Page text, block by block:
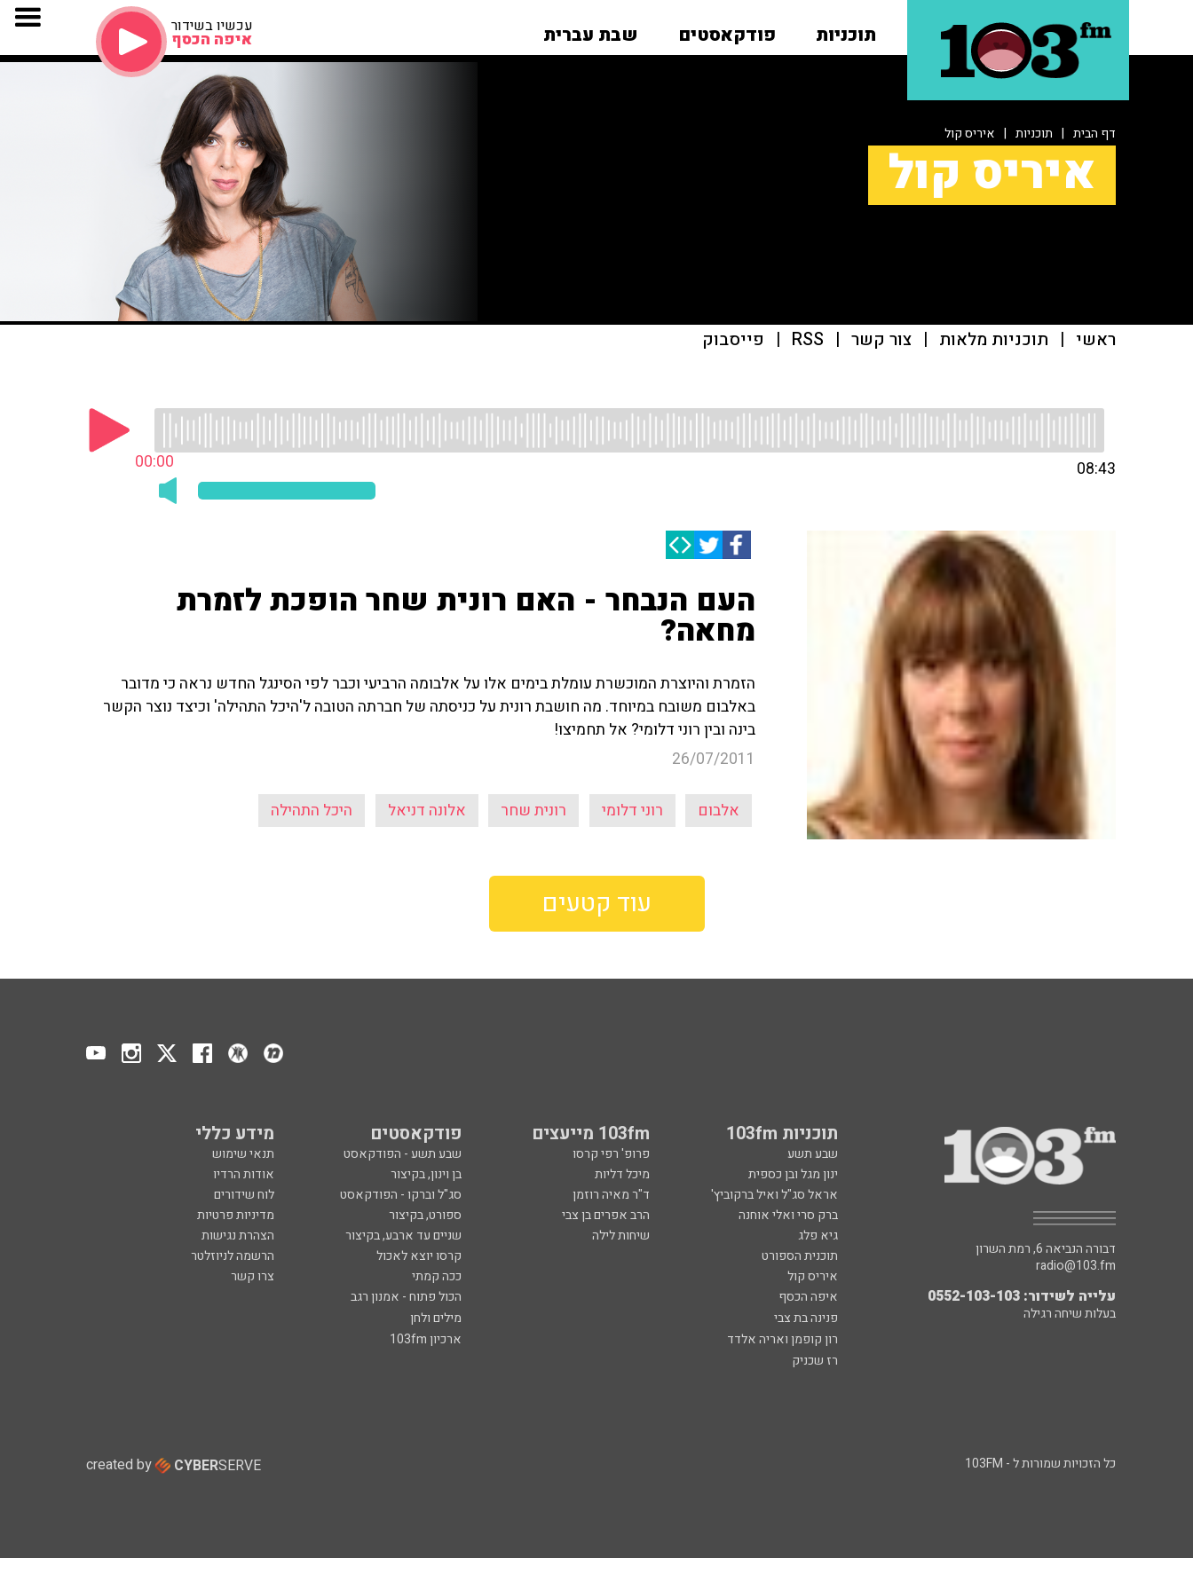
תוכניות פודקאסטים שבת עברית עכשיו בשידור
איפה הכסף
דף הבית | תוכניות | איריס קול
איריס קול
ראשי | תוכניות מלאות | צור קשר |
RSS
| פייסבוק
00:00 08:43
העם הנבחר - האם רונית שחר הופכת לזמרת
מחאה?
הזמרת והיוצרת המוכשרת עומלת בימים אלו על אלבומה הרביעי וכבר לפי הסינגל החדש נראה כי מדובר
באלבום משובח במיוחד. מה חושבת רונית על כניסתה של חברתה הטובה ל'היכל התהילה' וכיצד נוצר הקשר
בינה ובין רוני דלומי? אל תחמיצו!
26/07/2011
אלבום רוני דלומי רונית שחר אלונה דניאל היכל התהילה
עוד קטעים
תוכניות 103fm 103fm מייעצים פודקאסטים מידע כללי
שבע תשע פרופ' רפי קרסו שבע תשע - הפודקאסט
תנאי שימוש
ינון מגל ובן כספית
מיכל דליות בן וינון, בקיצור
אודות הרדיו
אראל סג"ל ואיל ברקוביץ'
ד"ר מאיה רוזמן סג"ל וברקו - הפודקאסט
לוח שידורים
ברק סרי ואלי אוחנה
הרב אפרים בן צבי ספורט, בקיצור
מדיניות פרטיות
גיא פלג
שיחות לילה שניים עד ארבע, בקיצור
הצהרת נגישות
תוכנית הספורט
קרסו יוצא לאכול
הרשמה לניוזלטר
איריס קול
ככה קמתי
צרו קשר
איפה הכסף
הכול פתוח - אמנון רגב
פנינה בת צבי
מילים ולחן
רון קופמן ואריה אלדד
ארכיון 103fm
רז שכניק
דבורה הנביאה 6, רמת השרון
radio@103.fm
עלייה לשידור: 0552-103-103
בעלות שיחה רגילה
כל הזכויות שמורות ל - 103FM created by CYBERSERVE